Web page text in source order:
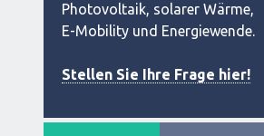
Photovoltaik, solarer Wärme,
E-Mobility und Energiewende.
Stellen Sie Ihre Frage hier!